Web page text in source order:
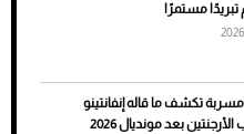
مستمرًا
تكشف ما قاله إنفانتينو
بعد مونديال 2026